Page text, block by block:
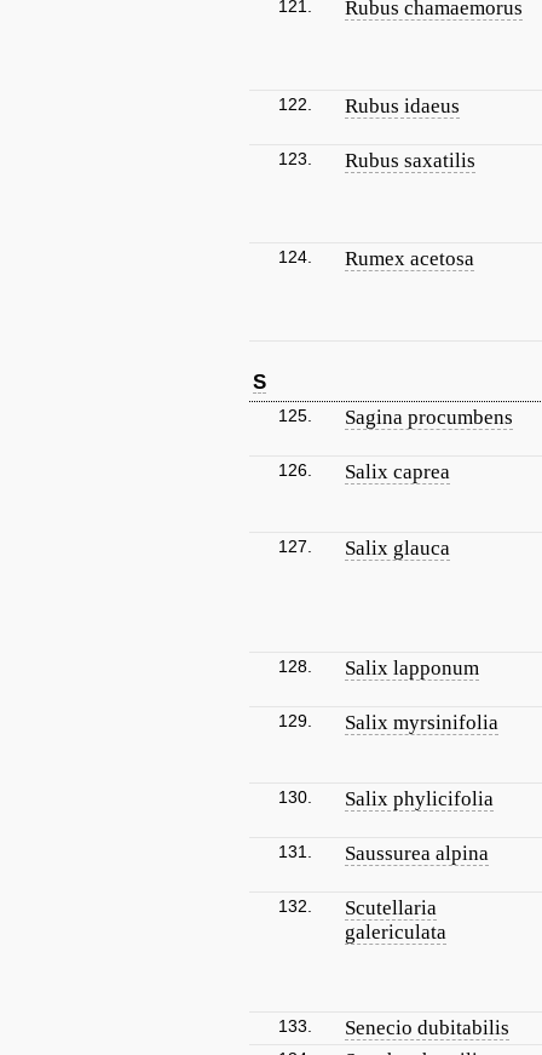
121. Rubus chamaemorus
122. Rubus idaeus
123. Rubus saxatilis
124. Rumex acetosa
S
125. Sagina procumbens
126. Salix caprea
127. Salix glauca
128. Salix lapponum
129. Salix myrsinifolia
130. Salix phylicifolia
131. Saussurea alpina
132.
Scutellaria
galericulata
133. Senecio dubitabilis